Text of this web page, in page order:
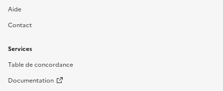
Aide
Contact
Services
Table de concordance
Documentation